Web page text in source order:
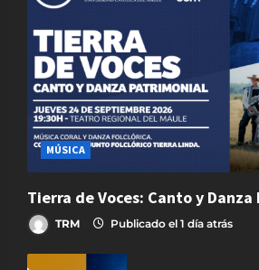
MÚSICA
Tierra de Voces: Canto y
TRM Publicado el 1 día atrás